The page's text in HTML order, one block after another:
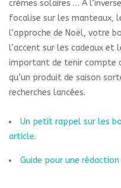
crèmes solaires … A
focalise sur les manteaux,
l’approche de Noël, votre
l’accent sur les cadeaux et
important de tenir compte
qu’un produit de saison
recherches lancées.
Un petit rappel sur les
article.
Guide pour une